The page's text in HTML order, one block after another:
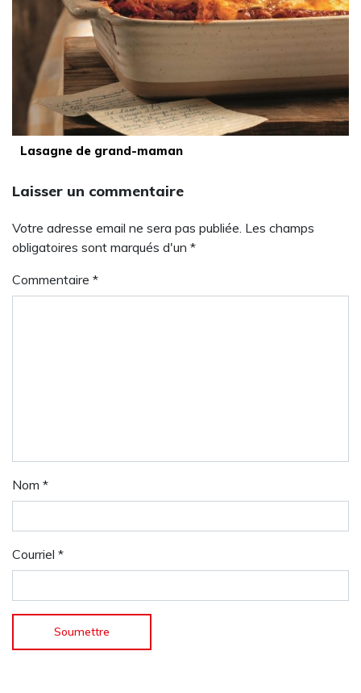
Lasagne de grand-maman
Laisser un commentaire
Votre adresse email ne sera pas publiée. Les champs
obligatoires sont marqués d'un *
Commentaire *
Nom *
Courriel *